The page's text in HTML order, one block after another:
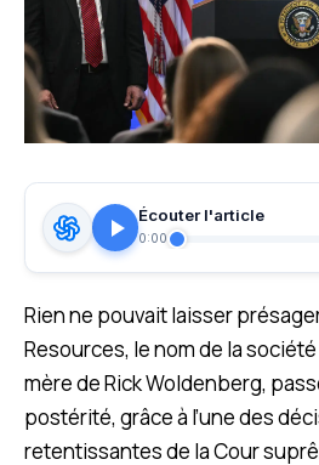
Écouter l'article
0:00
Rien ne pouvait laisser
Resources, le nom de la
mère de Rick Woldenberg,
postérité, grâce à l’une des
retentissantes de la Cour